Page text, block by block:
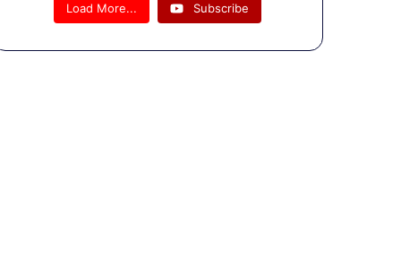
पर फूटा
गुस्सा, बोले-
Load More... Subscribe